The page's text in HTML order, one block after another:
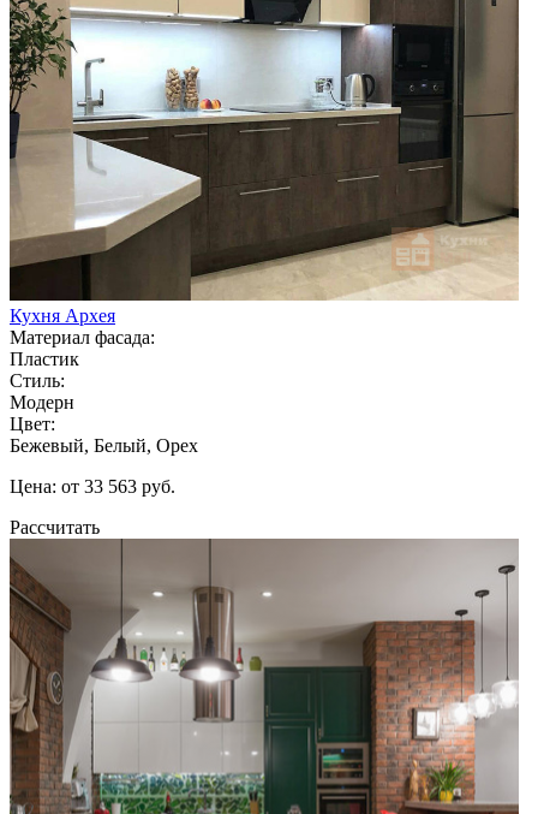
Кухня Архея
Материал фасада:
Пластик
Стиль:
Модерн
Цвет:
Бежевый, Белый, Орех
Цена: от 33 563 руб.
Рассчитать